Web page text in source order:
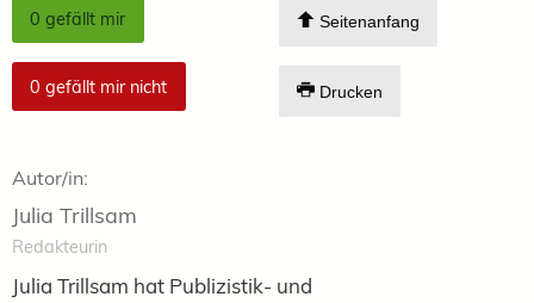
0 gefällt mir
0 gefällt mir nicht
Seitenanfang
Drucken
Autor/in:
Julia Trillsam
Redakteurin
Julia Trillsam hat Publizistik- und